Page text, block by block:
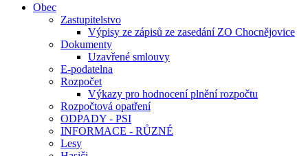
Obec
Zastupitelstvo
Výpisy ze zápisů ze zasedání ZO Chocnějovice
Dokumenty
Uzavřené smlouvy
E-podatelna
Rozpočet
Výkazy pro hodnocení plnění rozpočtu
Rozpočtová opatření
ODPADY - PSI
INFORMACE - RŮZNÉ
Lesy